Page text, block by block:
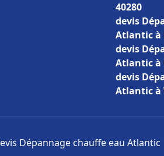
40280
devis
Atlantic à
devis
Atlantic à
devis
Atlantic à
Dépannage chauffe eau Atlantic